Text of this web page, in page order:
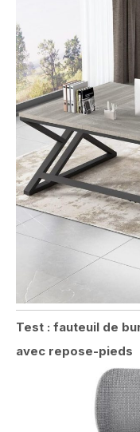
Test : fauteuil de
avec repose-pieds